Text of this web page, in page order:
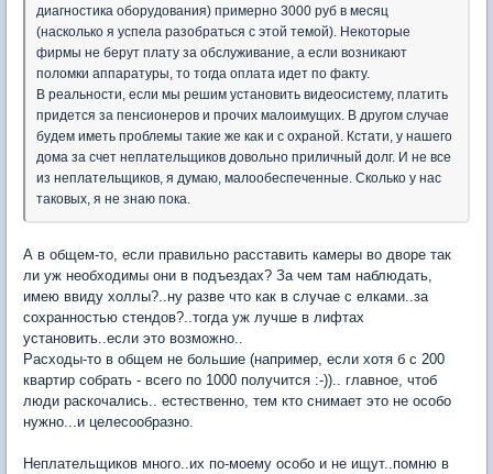
диагностика оборудования) примерно 3000 руб в месяц
(насколько я успела разобраться с этой темой). Некоторые
фирмы не берут плату за обслуживание, а если возникают
поломки аппаратуры, то тогда оплата идет по факту.
В реальности, если мы решим установить видеосистему, платить
придется за пенсионеров и прочих малоимущих. В другом случае
будем иметь проблемы такие же как и с охраной. Кстати, у нашего
дома за счет неплательщиков довольно приличный долг. И не все
из неплательщиков, я думаю, малообеспеченные. Сколько у нас
таковых, я не знаю пока.
А в общем-то, если правильно расставить камеры во дворе так
ли уж необходимы они в подъездах? За чем там наблюдать,
имею ввиду холлы?..ну разве что как в случае с елками..за
сохранностью стендов?..тогда уж лучше в лифтах
установить..если это возможно..
Расходы-то в общем не большие (например, если хотя б с 200
квартир собрать - всего по 1000 получится :-)).. главное, чтоб
люди раскочались.. естественно, тем кто снимает это не особо
нужно...и целесообразно.
Неплательщиков много..их по-моему особо и не ищут..помню в